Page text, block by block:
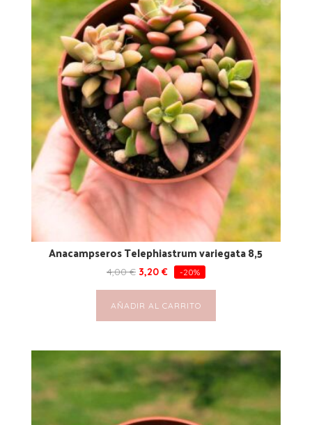
Anacampseros Telephiastrum variegata 8,5
4,00€ 3,20 € -20%
AÑADIR AL CARRITO